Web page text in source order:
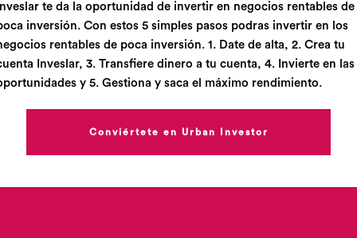
te da la oportunidad de invertir en negocios rentables de
inversión. Con estos 5 simples pasos podras invertir en los
rentables de poca inversión. 1. Date de alta, 2. Crea tu
Inveslar, 3. Transfiere dinero a tu cuenta, 4. Invierte en las
y 5. Gestiona y saca el máximo rendimiento.
Conviértete en Urban Investor